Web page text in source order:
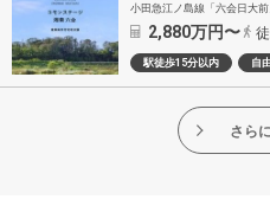
小田急江ノ島線「六会日大
2,880万円〜
駅徒歩15分以内 自
さら